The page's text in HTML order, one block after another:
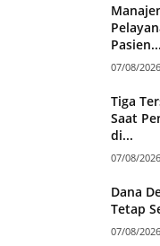
Pasien...
07/08/2026
Tiga
Saat
di...
07/08/2026
Dana
Tetap
07/08/2026